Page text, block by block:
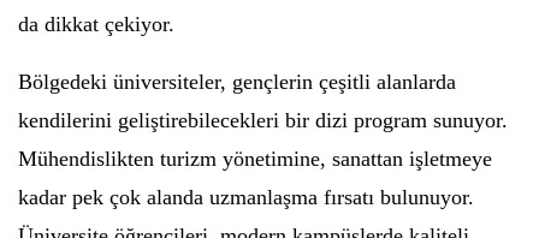
da dikkat çekiyor.
Bölgedeki üniversiteler, gençlerin çeşitli alanlarda
kendilerini geliştirebilecekleri bir dizi program sunuyor.
Mühendislikten turizm yönetimine, sanattan işletmeye
kadar pek çok alanda uzmanlaşma fırsatı bulunuyor.